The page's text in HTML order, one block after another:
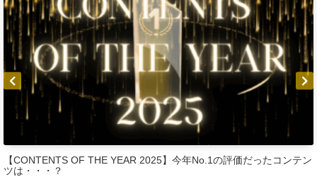
OF THE YEAR 2025】今年No.1の評価だったコンテン
・・・？